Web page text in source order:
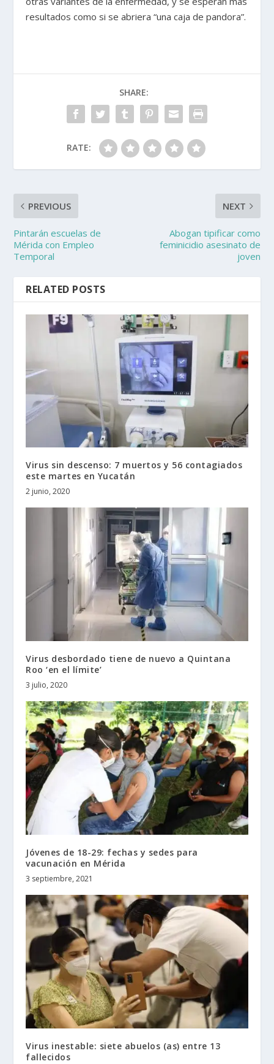
resultados como si se abriera “una caja de pandora”.
SHARE:
RATE:
PREVIOUS
Pintarán escuelas de
Mérida con Empleo
Temporal
NEXT
Abogan tipificar como
feminicidio asesinato de
joven
RELATED POSTS
Virus sin descenso: 7 muertos y 56 contagiados
este martes en Yucatán
2 junio, 2020
Virus desbordado tiene de nuevo a Quintana
Roo ‘en el límite’
3 julio, 2020
Jóvenes de 18-29: fechas y sedes para
vacunación en Mérida
3 septiembre, 2021
Virus inestable: siete abuelos (as) entre 13
fallecidos